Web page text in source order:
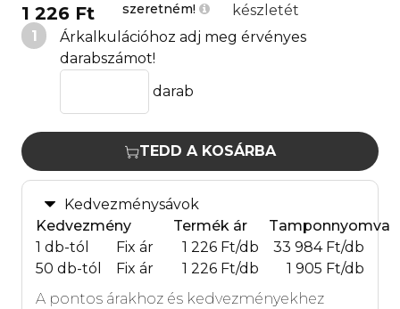
1 226 Ft
szeretném!
készletét
1
Árkalkulációhoz adj meg érvényes
darabszámot!
darab
TEDD A KOSÁRBA
Kedvezménysávok
Kedvezmény
Termék ár
Tamponnyomva
1 db-tól
Fix ár 1 226 Ft/db
33 984 Ft/db
50 db-tól
Fix ár 1 226 Ft/db
1 905 Ft/db
A pontos árakhoz és kedvezményekhez